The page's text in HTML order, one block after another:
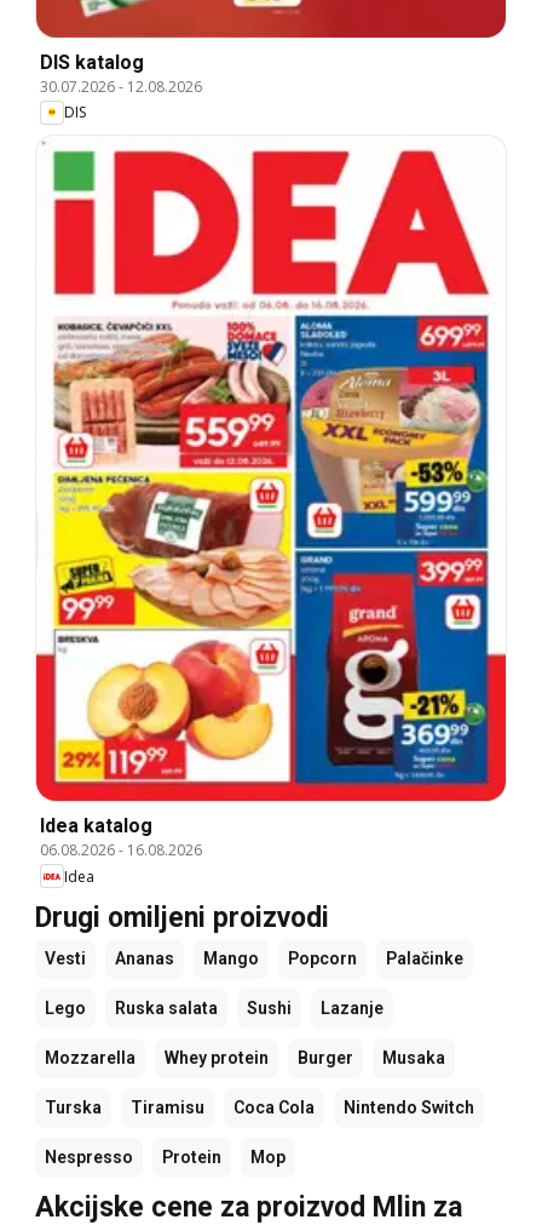
DIS katalog
30.07.2026- 12.08.2026
DIS
Idea katalog
06.08.2026- 16.08.2026
Idea
Drugi omiljeni proizvodi
Vesti Ananas Mango Popcorn Palačinke
Lego Ruska salata Sushi Lazanje
Mozzarella Whey protein Burger Musaka
Turska Tiramisu Coca Cola Nintendo Switch
Nespresso Protein Mop
Akcijske cene za proizvod Mlin za